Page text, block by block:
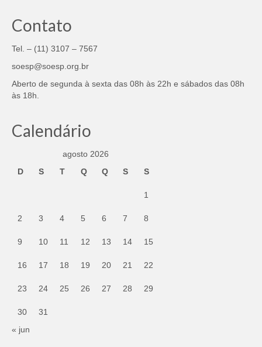
Contato
Tel. – (11) 3107 – 7567
soesp@soesp.org.br
Aberto de segunda à sexta das 08h às 22h e sábados das 08h
às 18h.
Calendário
agosto 2026
D
S T Q Q S S
1
2 3 4 5 6 7 8
9 10 11 12 13 14 15
16 17 18 19 20 21 22
23 24 25 26 27 28 29
30
31
« jun